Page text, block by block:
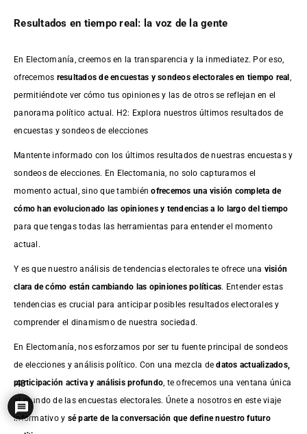
Resultados en tiempo real: la voz de la gente
En Electomanía, creemos en la transparencia y la inmediatez. Por eso,
ofrecemos resultados deencuestas y sondeos electorales en tiempo real
permitiéndote ver cómo tus opiniones y las de otros se reflejan en el
panorama político actual. H2: Explora nuestros últimos resultados de
encuestas y sondeos de elecciones
Mantente informado con los últimos resultados de nuestras encuestasy
sondeos de elecciones. En Electomania, no solo capturamos el
momento actual, sino que tambiénofrecemos una visión completa de
cómo han evolucionado las opiniones y tendencias a lo largo del tiempo
para que tengas todas las herramientas para entender el momento
actual.
Y es que nuestro análisis de tendencias electorales te ofrece una visión
clara de cómo están cambiando las opiniones políticas. Entender estas
tendencias es crucial para anticipar posibles resultados electorales y
comprender el dinamismo de nuestra sociedad.
En Electomanía, nos esforzamos por ser tu fuente principal de sondeos
de elecciones y análisis político. Con una mezcla dedatos actualizados,
participación activa y análisis profundo , te ofrecemos una ventana única
al mundo de las encuestas electorales. Únete a nosotros en este viaje
informativo y sé parte de la conversación que define nuestro futuro
43